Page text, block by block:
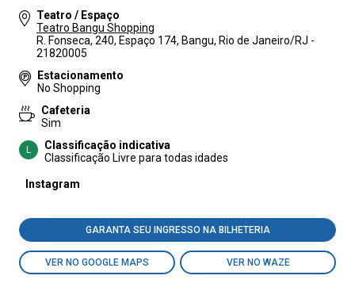
Teatro / Espaço
Teatro Bangu Shopping
R. Fonseca, 240, Espaço 174, Bangu, Rio de Janeiro/RJ -
21820005
Estacionamento
No Shopping
Cafeteria
Sim
L
Classificação indicativa
Classificação Livre para todas idades
Instagram
GARANTA SEU INGRESSO NA BILHETERIA
VER NO GOOGLE MAPS VER NO WAZE